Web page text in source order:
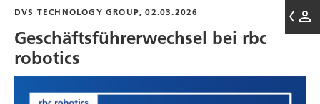
DVS TECHNOLOGY GROUP, 02.03.2026
Geschäftsführerwechsel bei rbc
robotics